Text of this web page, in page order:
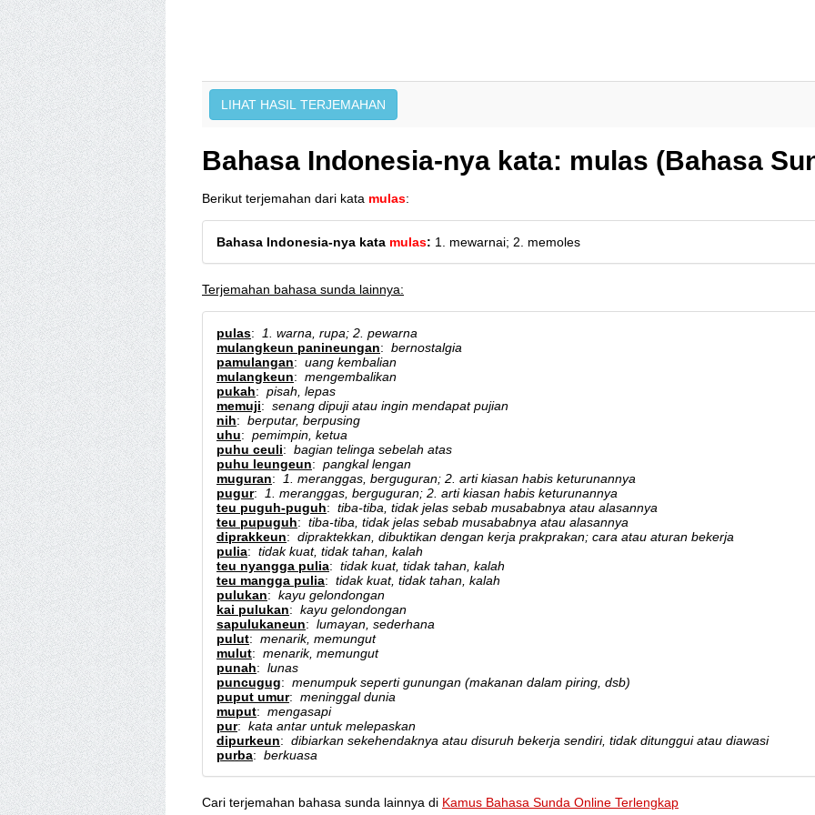
Bahasa Indonesia-nya kata: mulas (Bahasa
Berikut terjemahan dari kata mulas:
Bahasa Indonesia-nya kata mulas: 1. mewarnai; 2. memoles
Terjemahan bahasa sunda lainnya:
pulas:
1. warna, rupa; 2. pewarna
mulangkeun panineungan: bernostalgia
pamulangan: uang kembalian
mulangkeun: mengembalikan
pukah: pisah, lepas
memuji: senang dipuji atau ingin mendapat pujian
nih: berputar, berpusing
uhu: pemimpin, ketua
puhu ceuli: bagian telinga sebelah atas
puhu leungeun: pangkal lengan
muguran:
1. meranggas, berguguran; 2. arti kiasan habis keturunannya
pugur:
1. meranggas, berguguran; 2. arti kiasan habis keturunannya
teu puguh-puguh: tiba-tiba, tidak jelas sebab musababnya atau alasannya
teu pupuguh: tiba-tiba, tidak jelas sebab musababnya atau alasannya
diprakkeun: dipraktekkan, dibuktikan dengan kerja prakprakan; cara atau aturan bekerja
pulia: tidak kuat, tidak tahan, kalah
teu nyangga pulia: tidak kuat, tidak tahan, kalah
teu mangga pulia: tidak kuat, tidak tahan, kalah
pulukan: kayu gelondongan
kai pulukan: kayu gelondongan
sapulukaneun: lumayan, sederhana
pulut: menarik, memungut
mulut: menarik, memungut
punah: lunas
puncugug: menumpuk seperti gunungan (makanan dalam piring, dsb)
puput umur: meninggal dunia
muput: mengasapi
pur: kata antar untuk melepaskan
dipurkeun: dibiarkan sekehendaknya atau disuruh bekerja sendiri, tidak ditunggui atau diawasi
purba: berkuasa
Cari terjemahan bahasa sunda lainnya di Kamus Bahasa Sunda Online Terlengkap